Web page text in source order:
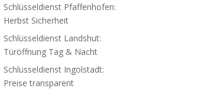
Schlüsseldienst Pfaffenhofen:
Herbst Sicherheit
Schlüsseldienst Landshut:
Türöffnung Tag & Nacht
Schlüsseldienst Ingolstadt:
Preise transparent